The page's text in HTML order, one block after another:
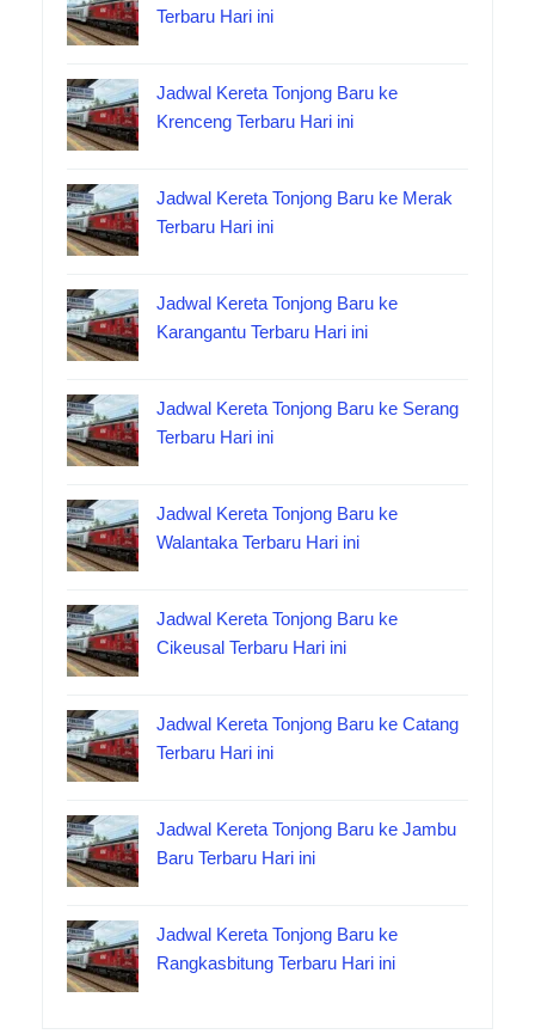
Terbaru Hari ini
Jadwal Kereta Tonjong Baru ke
Krenceng Terbaru Hari ini
Jadwal Kereta Tonjong Baru ke Merak
Terbaru Hari ini
Jadwal Kereta Tonjong Baru ke
Karangantu Terbaru Hari ini
Jadwal Kereta Tonjong Baru ke Serang
Terbaru Hari ini
Jadwal Kereta Tonjong Baru ke
Walantaka Terbaru Hari ini
Jadwal Kereta Tonjong Baru ke
Cikeusal Terbaru Hari ini
Jadwal Kereta Tonjong Baru ke Catang
Terbaru Hari ini
Jadwal Kereta Tonjong Baru ke Jambu
Baru Terbaru Hari ini
Jadwal Kereta Tonjong Baru ke
Rangkasbitung Terbaru Hari ini